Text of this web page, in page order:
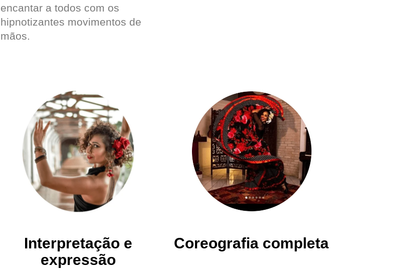
encantar a todos com os
hipnotizantes movimentos de
mãos.
Interpretação e
expressão
Coreografia completa